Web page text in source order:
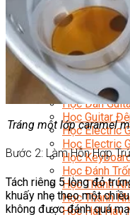
Nhạc Công
Ca Sĩ Chuyên
Học Đàn
Học Violin
Học Đàn Piano
Học Piano
Học Piano Trẻ
Học Đàn
Học Guitar
Học Electric
Học Electric
Học
Học Đánh
Học Thanh
Học Thanh
Học Hát Hay
Tráng một lớpcaramel
Bước 2: Làm Hỗn Hợp
Tách riêng 5 lòng đỏ
khuấy nhẹ theo một
không được đánh quá